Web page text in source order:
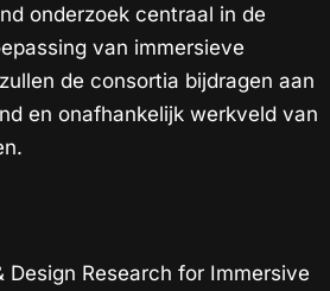
onderzoek centraal in de
van immersieve
de consortia bijdragen aan
en onafhankelijk werkveld van
Design Research for Immersive